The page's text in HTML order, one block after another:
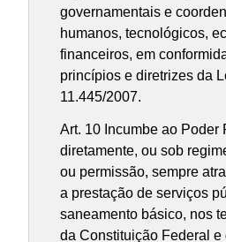
governamentais e
humanos, tecnológicos,
financeiros, em
princípios e diretrizes da
11.445/2007.
Art. 10 Incumbe ao Poder
diretamente, ou sob
ou permissão, sempre
a prestação de serviços
saneamento básico, nos
da Constituição Federal e